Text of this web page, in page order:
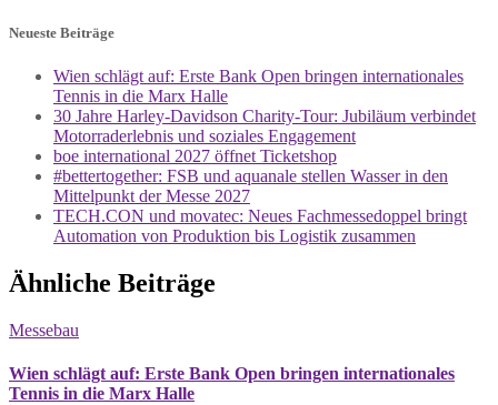
Neueste Beiträge
Wien schlägt auf: Erste Bank Open bringen internationales
Tennis in die Marx Halle
30 Jahre Harley-Davidson Charity-Tour: Jubiläum verbindet
Motorraderlebnis und soziales Engagement
boe international 2027 öffnet Ticketshop
#bettertogether: FSB und aquanale stellen Wasser in den
Mittelpunkt der Messe 2027
TECH.CON und movatec: Neues Fachmessedoppel bringt
Automation von Produktion bis Logistik zusammen
Ähnliche Beiträge
Messebau
Wien schlägt auf: Erste Bank Open bringen internationales
Tennis in die Marx Halle